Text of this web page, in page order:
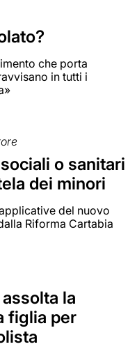
che porta
in tutti i
o sanitari
dei minori
del nuovo
Riforma Cartabia
la
figlia per